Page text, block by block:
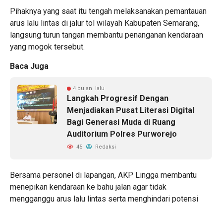
Pihaknya yang saat itu tengah melaksanakan pemantauan
arus lalu lintas di jalur tol wilayah Kabupaten Semarang,
langsung turun tangan membantu penanganan kendaraan
yang mogok tersebut.
Baca Juga
4 bulan lalu
Langkah Progresif Dengan
Menjadiakan Pusat Literasi Digital
Bagi Generasi Muda di Ruang
Auditorium Polres Purworejo
45 Redaksi
Bersama personel di lapangan, AKP Lingga membantu
menepikan kendaraan ke bahu jalan agar tidak
mengganggu arus lalu lintas serta menghindari potensi